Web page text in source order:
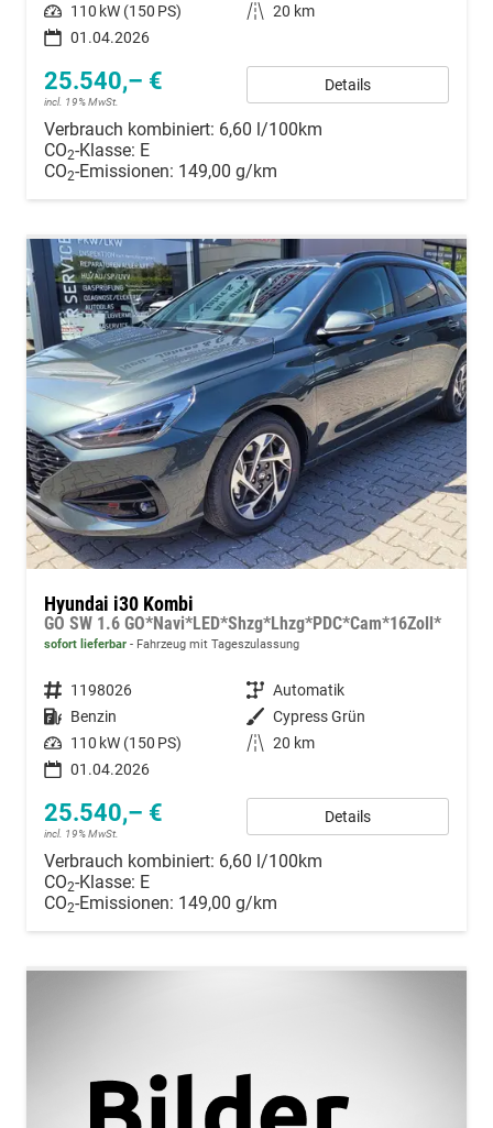
Leistung 110 kW (150 PS) Kilometerstand 20 km
01.04.2026
25.540,– €
incl. 19% MwSt.
Details
Verbrauch kombiniert: 6,60 l/100km
CO2-Klasse: E
CO2-Emissionen: 149,00 g/km
Hyundai i30 Kombi
GO SW 1.6 GO*Navi*LED*Shzg*Lhzg*PDC*Cam*16Zoll*
sofort lieferbar Fahrzeug mit Tageszulassung
Fahrzeugnummer 1198026 Getriebe Automatik
Kraftstoff Benzin Außenfarbe Cypress Grün
Leistung 110 kW (150 PS) Kilometerstand 20 km
01.04.2026
25.540,– €
incl. 19% MwSt.
Details
Verbrauch kombiniert: 6,60 l/100km
CO2-Klasse: E
CO2-Emissionen: 149,00 g/km